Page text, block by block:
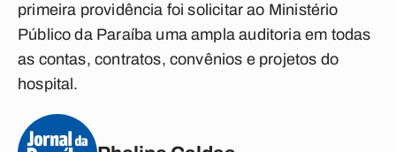
primeira providência foi solicitar ao Ministério
Público da Paraíba uma ampla auditoria em todas
as contas, contratos, convênios e projetos do
hospital.